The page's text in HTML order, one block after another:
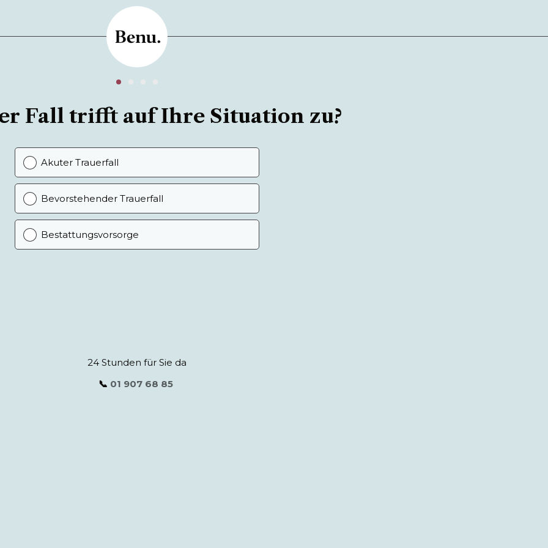
Fall trifft auf Ihre Situation zu?
Akuter Trauerfall
Bevorstehender Trauerfall
Bestattungsvorsorge
24 Stunden für Sie da
📞 01 907 68 85